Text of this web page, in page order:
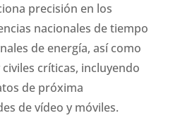
precisión en los
nacionales de tiempo
de energía, así como
críticas, incluyendo
de próxima
de vídeo y móviles.